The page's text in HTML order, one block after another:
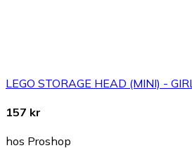
LEGO STORAGE HEAD (MINI) - GIRL
157 kr
hos Proshop